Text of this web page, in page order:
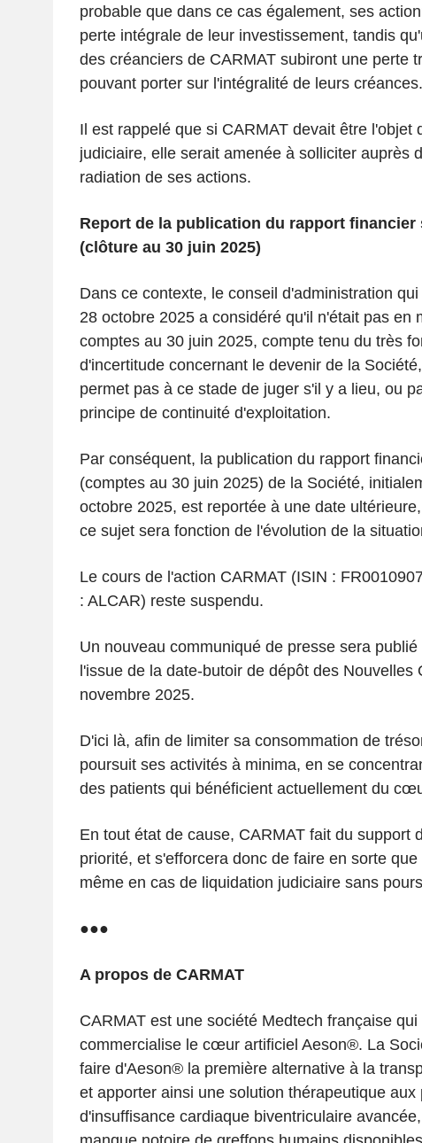
probable que dans ce cas également, ses
perte intégrale de leur investissement, tandis
des créanciers de CARMAT subiront une perte
pouvant porter sur l'intégralité de leurs créances.
Il est rappelé que si CARMAT devait être l'objet
judiciaire, elle serait amenée à solliciter auprès
radiation de ses actions.
Report de la publication du rapport financier
(clôture au 30 juin 2025)
Dans ce contexte, le conseil d'administration
28 octobre 2025 a considéré qu'il n'était pas en
comptes au 30 juin 2025, compte tenu du très
d'incertitude concernant le devenir de la
permet pas à ce stade de juger s'il y a lieu, ou
principe de continuité d'exploitation.
Par conséquent, la publication du rapport
(comptes au 30 juin 2025) de la Société,
octobre 2025, est reportée à une date
ce sujet sera fonction de l'évolution de la
Le cours de l'action CARMAT (ISIN :
: ALCAR) reste suspendu.
Un nouveau communiqué de presse sera
l'issue de la date-butoir de dépôt des Nouvelles
novembre 2025.
D'ici là, afin de limiter sa consommation de
poursuit ses activités à minima, en se
des patients qui bénéficient actuellement du
En tout état de cause, CARMAT fait du support
priorité, et s'efforcera donc de faire en sorte
même en cas de liquidation judiciaire sans
●●●
A propos de CARMAT
CARMAT est une société Medtech française
commercialise le cœur artificiel Aeson®. La
faire d'Aeson®la première alternative à la
et apporter ainsi une solution thérapeutique aux
d'insuffisance cardiaque biventriculaire